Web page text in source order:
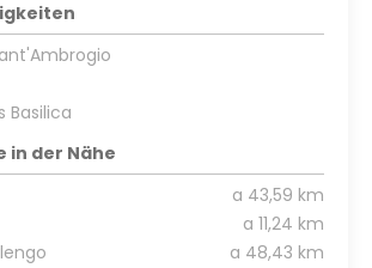
Basilica
in der Nähe
a 43,59 km
a 11,24 km
a 48,43 km